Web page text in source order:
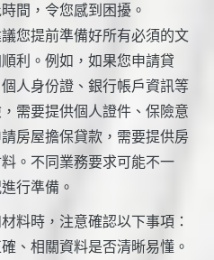
間，令您感到困擾。
您提前準備好所有必須的文
利。例如，如果您申請貸
人身份證、銀行帳戶資訊等
需要提供個人證件、保險意
房屋擔保貸款，需要提供房
。不同業務要求可能不一
行準備。
料時，注意確認以下事項：
、相關資料是否清晰易懂。